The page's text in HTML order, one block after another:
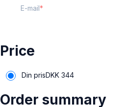
E-mail
Price
Din prisDKK 344
Order summary